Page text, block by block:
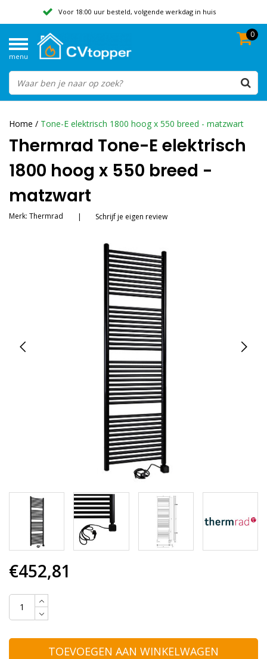
Voor 18:00 uur besteld, volgende werkdag in huis
Beoordeeld met een 9,8
menu
0
Home / Tone-E elektrisch 1800 hoog x 550 breed - matzwart
Thermrad Tone-E elektrisch
1800 hoog x 550 breed -
matzwart
Merk: Thermrad | Schrijf je eigen review
€452,81
TOEVOEGEN AAN WINKELWAGEN